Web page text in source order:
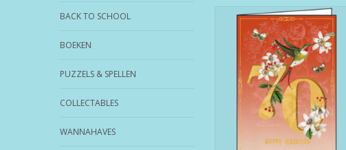
BACK TO SCHOOL
BOEKEN
PUZZELS & SPELLEN
COLLECTABLES
WANNAHAVES
Edition Gollong WK EG 1-8518
TOEVOEGEN AAN WINKELWAGEN